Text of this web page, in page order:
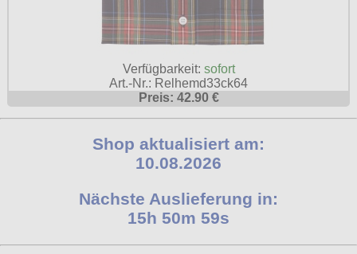
Verfügbarkeit: sofort
Art.-Nr.: Relhemd33ck64
Preis: 42.90 €
Shop aktualisiert am:
10.08.2026
Nächste Auslieferung in:
15h 50m 58s